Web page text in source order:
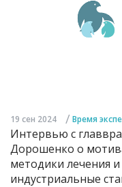
19 сен 2024 / Время
Интервью с
Дорошенко о
методики лечения
индустриальные